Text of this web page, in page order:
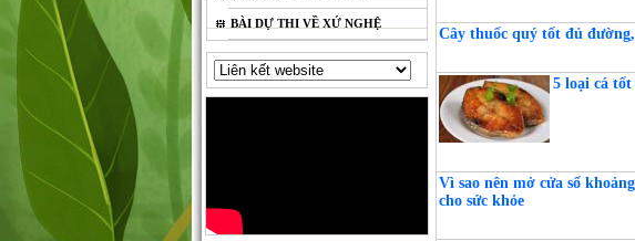
BÀI DỰ THI VỀ XỨ NGHỆ
Cây thuốc quý tốt đủ
5 loại cá
Vì sao nên mở cửa sổ
cho sức khỏe